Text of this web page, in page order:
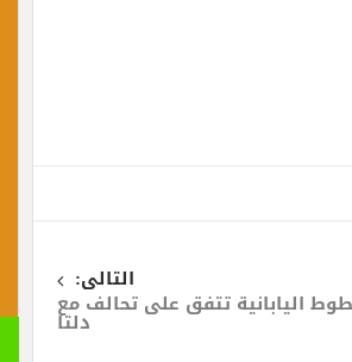
التالى:
اليابانية تتفق على تحالف مع
دلتا